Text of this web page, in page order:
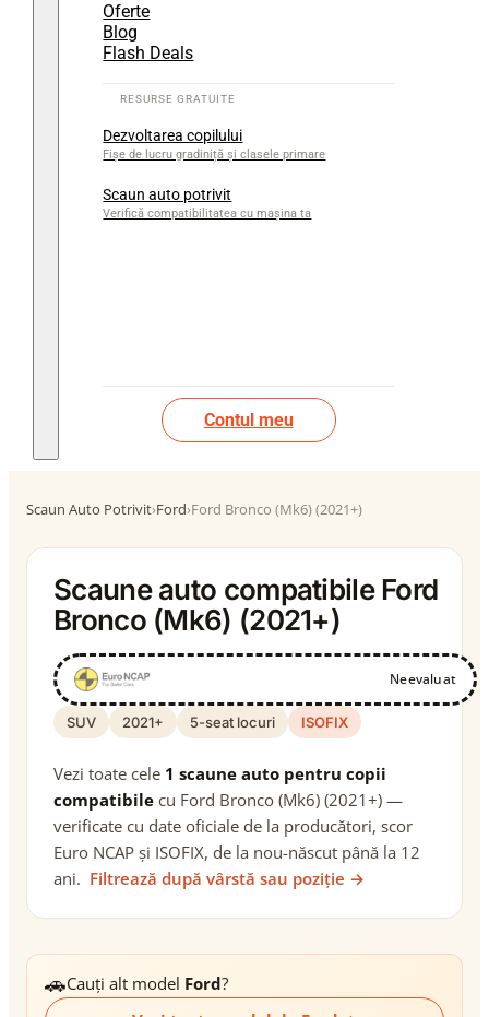
Oferte
Blog
Flash Deals
Dezvoltarea copilului
Fișe de lucru gradiniță și clasele primare
Scaun auto potrivit
Verifică compatibilitatea cu mașina ta
Contul meu
Scaun Auto Potrivit›Ford›Ford Bronco (Mk6) (2021+)
Scaune auto compatibile Ford
Bronco (Mk6) (2021+)
Neevaluat
SUV 2021+ 5-seat locuri ISOFIX
Vezi toate cele 1 scaune auto pentru copii
compatibile cu Ford Bronco (Mk6) (2021+) —
verificate cu date oficiale de la producători, scor
Euro NCAP și ISOFIX, de la nou-născut până la 12
ani. Filtrează după vârstă sau poziție →
🚗Cauți alt model Ford?